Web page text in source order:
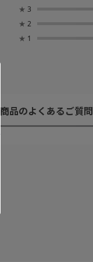
★ 3
★ 2
★ 1
商品のよくあるご質問